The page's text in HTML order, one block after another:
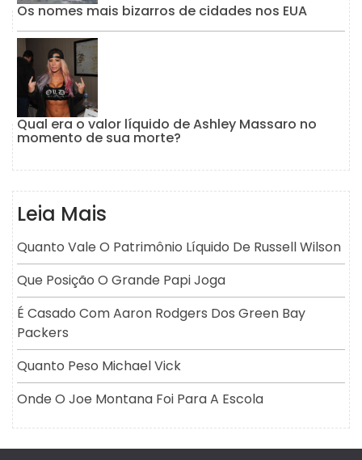
Os nomes mais bizarros de cidades nos EUA
Qual era o valor líquido de Ashley Massaro no
momento de sua morte?
Leia Mais
Quanto Vale O Patrimônio Líquido De Russell Wilson
Que Posição O Grande Papi Joga
É Casado Com Aaron Rodgers Dos Green Bay
Packers
Quanto Peso Michael Vick
Onde O Joe Montana Foi Para A Escola